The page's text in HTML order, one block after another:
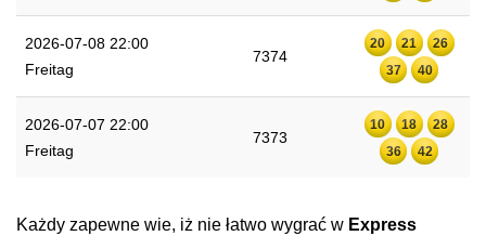
2026-07-08 22:00
Freitag
7374
20 21
26
37
40
2026-07-07 22:00
Freitag
7373
10 18
28
36
42
Każdy zapewne wie, iż nie łatwo wygrać w Express